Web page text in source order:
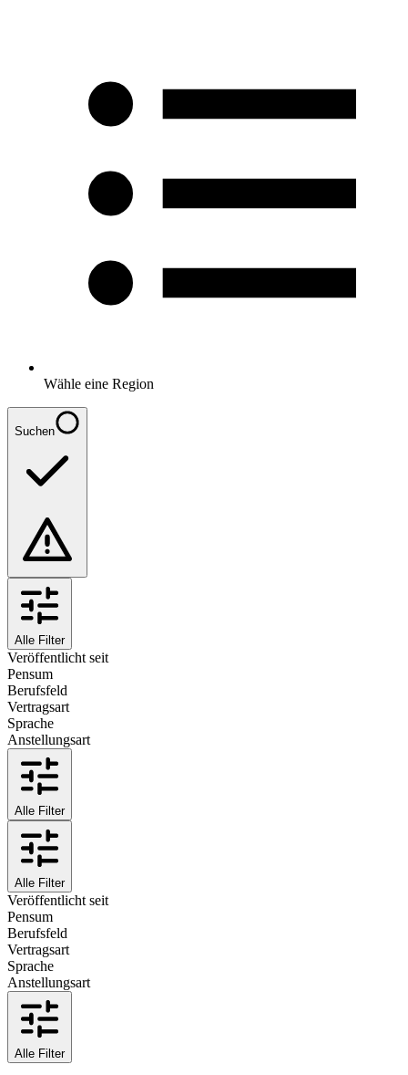
Wähle eine Region
Suchen
Alle Filter
Veröffentlicht seit
Pensum
Berufsfeld
Vertragsart
Sprache
Anstellungsart
Alle Filter
Alle Filter
Veröffentlicht seit
Pensum
Berufsfeld
Vertragsart
Sprache
Anstellungsart
Alle Filter